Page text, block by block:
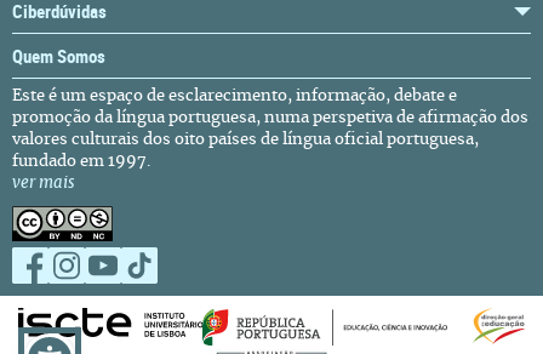
Ciberdúvidas
Quem Somos
Este é um espaço de esclarecimento, informação, debate e
promoção da língua portuguesa, numa perspetiva de afirmação dos
valores culturais dos oito países de língua oficial portuguesa,
fundado em 1997.
ver mais